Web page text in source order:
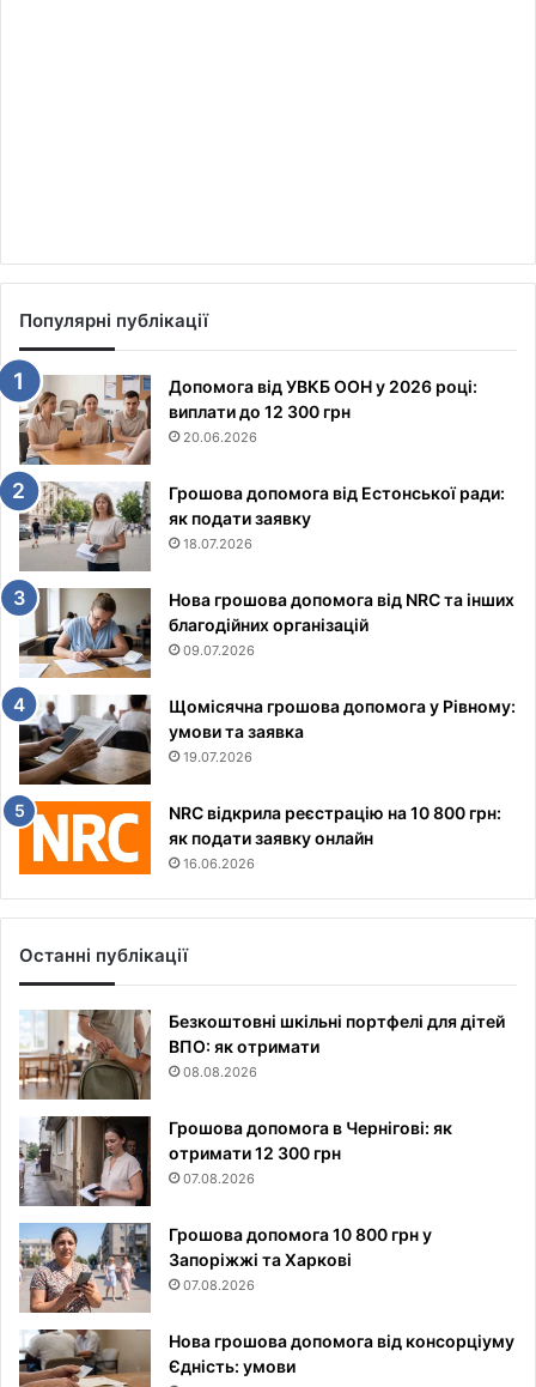
Популярні публікації
Допомога від УВКБ ООН у 2026 році:
виплати до 12 300 грн
20.06.2026
Грошова допомога від Естонської ради:
як подати заявку
18.07.2026
Нова грошова допомога від NRC та інших
благодійних організацій
09.07.2026
Щомісячна грошова допомога у Рівному:
умови та заявка
19.07.2026
NRC відкрила реєстрацію на 10 800 грн:
як подати заявку онлайн
16.06.2026
Останні публікації
Безкоштовні шкільні портфелі для дітей
ВПО: як отримати
08.08.2026
Грошова допомога в Чернігові: як
отримати 12 300 грн
07.08.2026
Грошова допомога 10 800 грн у
Запоріжжі та Харкові
07.08.2026
Нова грошова допомога від консорціуму
Єдність: умови